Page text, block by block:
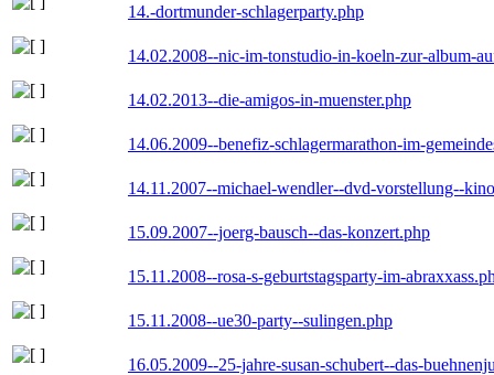
14.-dortmunder-schlagerparty.php
14.02.2008--nic-im-tonstudio-in-koeln-zur-album-
14.02.2013--die-amigos-in-muenster.php
14.06.2009--benefiz-schlagermarathon-im-
14.11.2007--michael-wendler--dvd-vorstellung--
15.09.2007--joerg-bausch--das-konzert.php
15.11.2008--rosa-s-geburtstagsparty-im-
15.11.2008--ue30-party--sulingen.php
16.05.2009--25-jahre-susan-schubert--das-